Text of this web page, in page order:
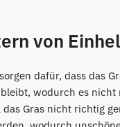
von
dafür, dass das
bleibt, wodurch es
das Gras nicht richtig